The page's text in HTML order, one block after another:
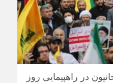
در راهپیمایی روز